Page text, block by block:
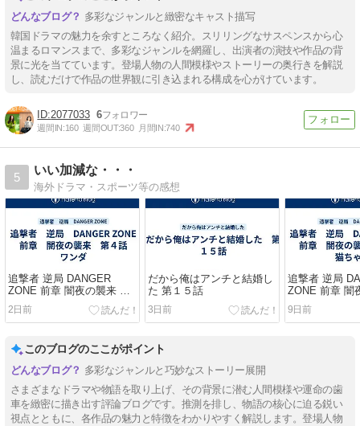
多彩なジャンルと緻密なキャスト描写
韓国ドラマの魅力を余すところなく紹介。スリリングなサスペンスから心
温まるロマンスまで、多彩なジャンルを網羅し、出演者の演技や作品の背
景に光を当てています。登場人物の人間模様やストーリーの奥行きを解説
し、読むだけで作品の世界観に引き込まれる構成を心がけています。
2077033 6
週間IN:160 週間OUT:360 月間IN:740
5
いい加減な・・・
海外ドラマ・スポーツ等の感想
追撃者 逆局 DANGER
ZONE 前章 闇夜の襲来 第
４話 ワンダ
2日前
だから俺はアンチと結婚し
た 第１５話
3日前
追撃者 逆局
ZONE 前章 闇
３話 猫ちゃん
9日前
このブログのここがポイント
多彩なジャンルと巧妙なストーリー展開
さまざまなドラマや物語を取り上げ、その背景に潜む人間模様や運命の歯
車を緻密に描き出す評論ブログです。推測を排し、物語の核心に迫る鋭い
視点とともに、各作品の魅力と特徴をわかりやすく解説します。登場人物